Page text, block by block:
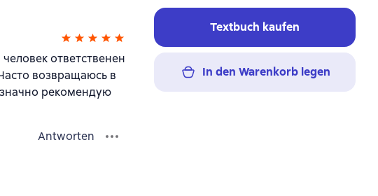
ответственен
возвращаюсь в
рекомендую
Antworten
Textbuch kaufen
In den Warenkorb legen